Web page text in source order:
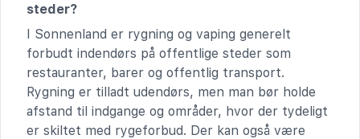
steder?
I Sonnenland er rygning og vaping generelt
forbudt indendørs på offentlige steder som
restauranter, barer og offentlig transport.
Rygning er tilladt udendørs, men man bør holde
afstand til indgange og områder, hvor der tydeligt
er skiltet med rygeforbud. Der kan også være